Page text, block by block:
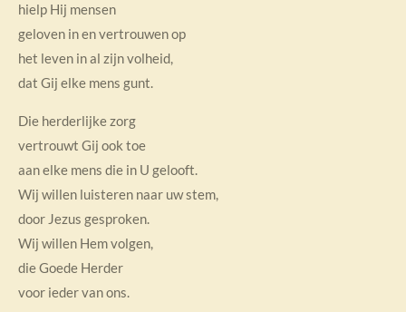
hielp Hij mensen
geloven in en vertrouwen op
het leven in al zijn volheid,
dat Gij elke mens gunt.
Die herderlijke zorg
vertrouwt Gij ook toe
aan elke mens die in U gelooft.
Wij willen luisteren naar uw stem,
door Jezus gesproken.
Wij willen Hem volgen,
die Goede Herder
voor ieder van ons.